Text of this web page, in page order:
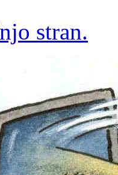
stran.